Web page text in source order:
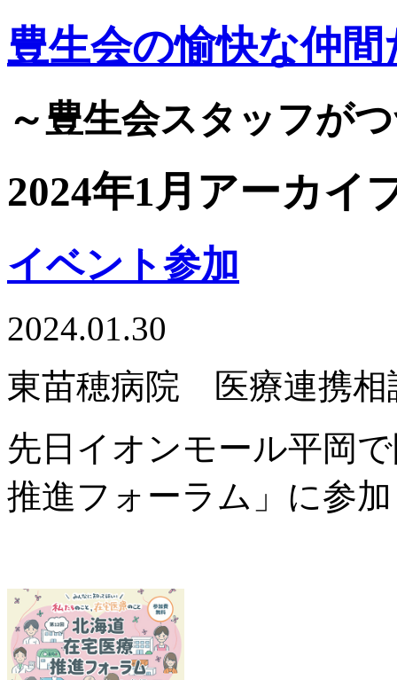
豊生会の愉快な仲間
～豊生会スタッフが
2024年1月アーカイ
イベント参加
2024.01.30
東苗穂病院 医療連携相
先日イオンモール平岡
推進フォーラム」に参